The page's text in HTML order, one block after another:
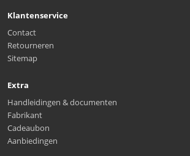
Klantenservice
Contact
Retourneren
Sitemap
Extra
Handleidingen & documenten
Fabrikant
Cadeaubon
Aanbiedingen